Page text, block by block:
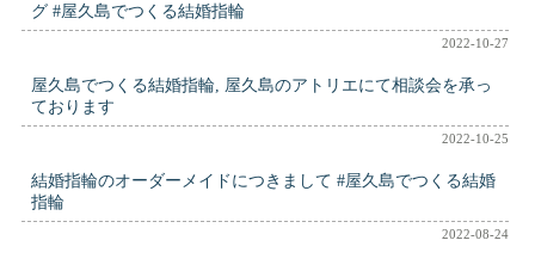
グ #屋久島でつくる結婚指輪
2022-10-27
屋久島でつくる結婚指輪, 屋久島のアトリエにて相談会を承っ
ております
2022-10-25
結婚指輪のオーダーメイドにつきまして #屋久島でつくる結婚
指輪
2022-08-24